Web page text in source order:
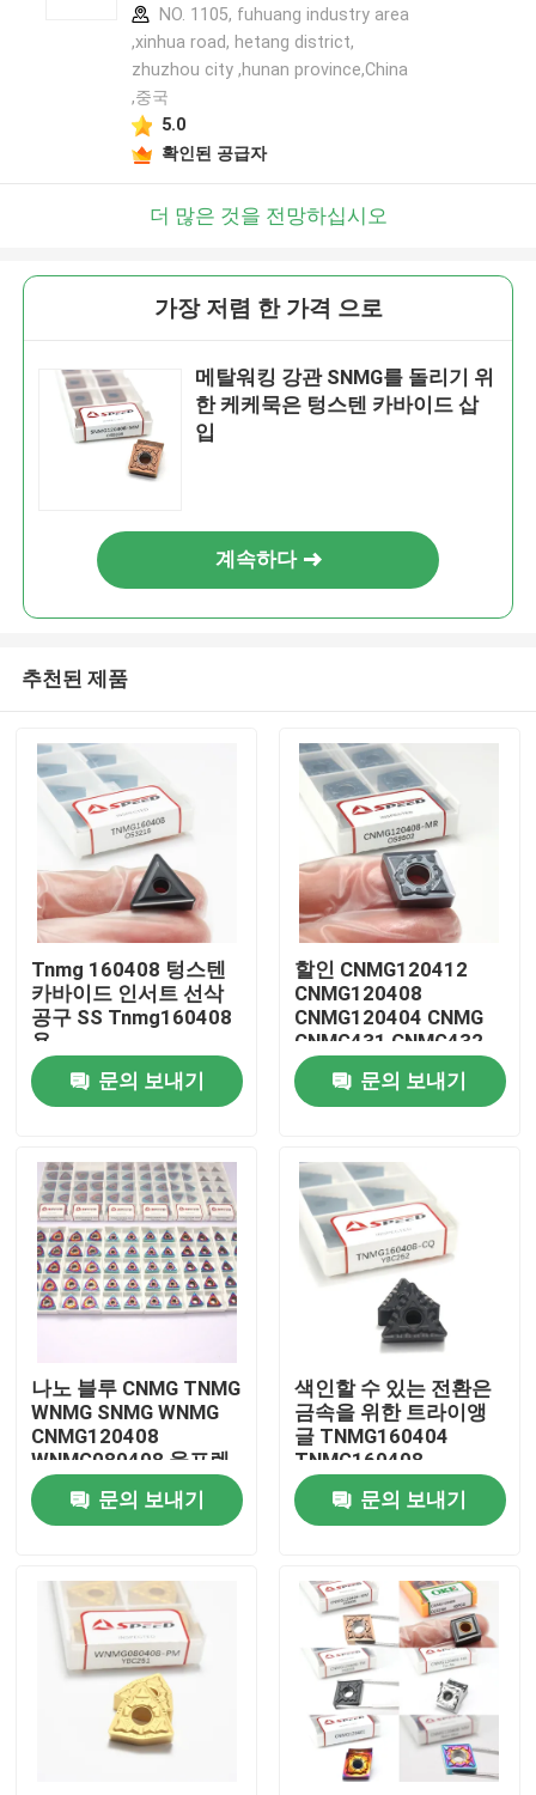
홈
제품 소개
동영상
회사 소개
공장 투어
품질 관리
뉴스
모든 케이스
NO. 1105, fuhuang industry area
,xinhua road, hetang district,
zhuzhou city ,hunan province,China
,중국
5.0
확인된 공급자
더 많은 것을 전망하십시오
가장 저렴 한 가격 으로
메탈워킹 강관 SNMG를 돌리기 위
한 케케묵은 텅스텐 카바이드 삽
입
계속하다
추천된 제품
Tnmg 160408 텅스텐
카바이드 인서트 선삭
공구 SS Tnmg160408
용
문의 보내기
할인 CNMG120412
CNMG120408
CNMG120404 CNMG
CNMG431 CNMG432
탄산 Cnc 절단 턴 삽입
문의 보내기
나노 블루 CNMG TNMG
WNMG SNMG WNMG
CNMG120408
WNMG080408 울프렌
탄화물 Cnc 회전 삽입
삽입
문의 보내기
색인할 수 있는 전환은
금속을 위한 트라이앵
글 TNMG160404
TNMG160408
TNMG2204 초경공구
를 삽입합니다
문의 보내기